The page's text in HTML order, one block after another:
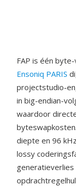
FAP is één
Ensoniq PARIS
projectstudio-
in big-endian-
waardoor
diepte en 96
lossy